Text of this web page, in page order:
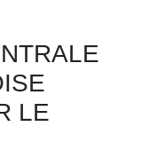
LE